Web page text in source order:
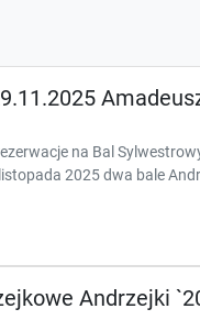
na Bal
2025 dwa bale
Andrzejki